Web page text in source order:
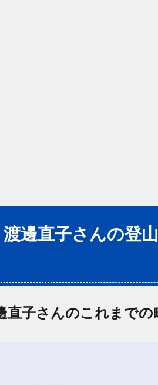
邊直子さんの登
直子さんのこれまでの